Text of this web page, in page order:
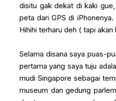
disitu gak dekat di kaki
peta dari GPS di
Hihihi terharu deh ( tapi
Selama disana saya puas-
pertama yang saya tuju
mudi Singapore sebagai
museum dan gedung